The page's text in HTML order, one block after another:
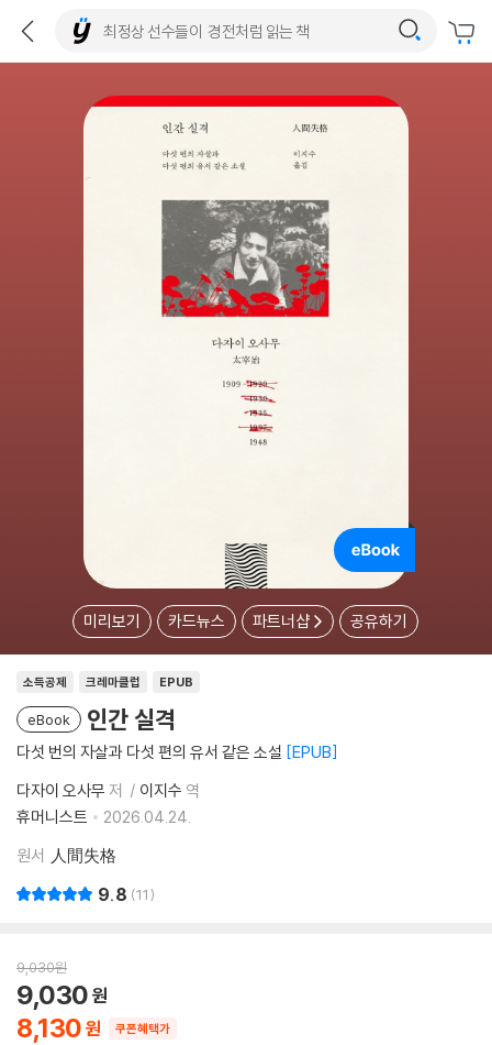
미리보기 카드뉴스 파트너샵 공유하기
소득공제 크레마클럽 EPUB
eBook 인간 실격
다섯 번의 자살과 다섯 편의 유서 같은 소설 EPUB
다자이 오사무 저 이지수 역
휴머니스트
2026.04.24.
원서 人間失格
9.8 11
9,030원
8,130
9,030
쿠폰혜택가